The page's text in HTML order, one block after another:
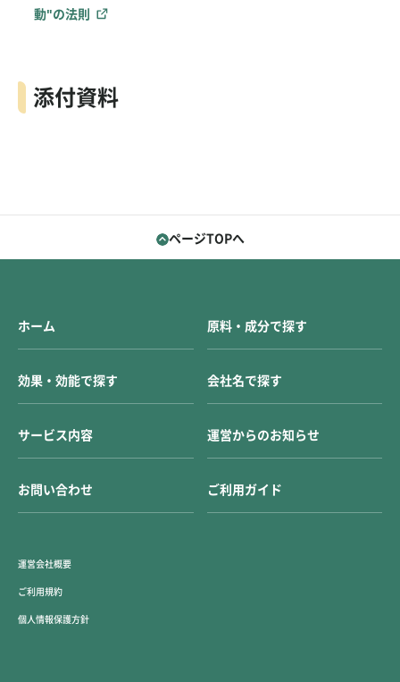
動"の法則
添付資料
ページTOPへ
ホーム 原料・成分で探す
効果・効能で探す 会社名で探す
サービス内容 運営からのお知らせ
お問い合わせ ご利用ガイド
運営会社概要
ご利用規約
個人情報保護方針